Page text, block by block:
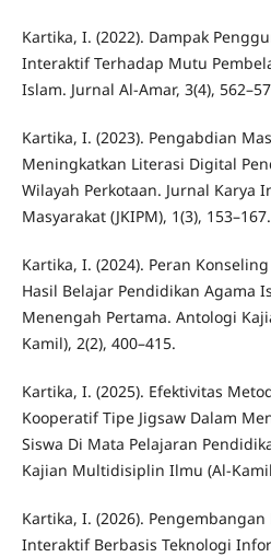
Kartika, I. (2022). Dampak
Interaktif Terhadap Mutu
Islam. Jurnal Al-Amar, 3(4),
Kartika, I. (2023). Pengabdian
Meningkatkan Literasi Digital
Wilayah Perkotaan. Jurnal Karya
Masyarakat (JKIPM), 1(3), 153–167.
Kartika, I. (2024). Peran
Hasil Belajar Pendidikan Agama
Menengah Pertama. Antologi
Kamil), 2(2), 400–415.
Kartika, I. (2025). Efektivitas
Kooperatif Tipe Jigsaw Dalam
Siswa Di Mata Pelajaran
Kajian Multidisiplin Ilmu (Al-
Kartika, I. (2026).
Interaktif Berbasis Teknologi